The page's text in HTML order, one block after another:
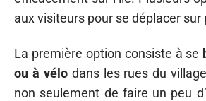
aux visiteurs pour se déplacer sur
La première option consiste à se
ou à vélodans les rues du
non seulement de faire un peu